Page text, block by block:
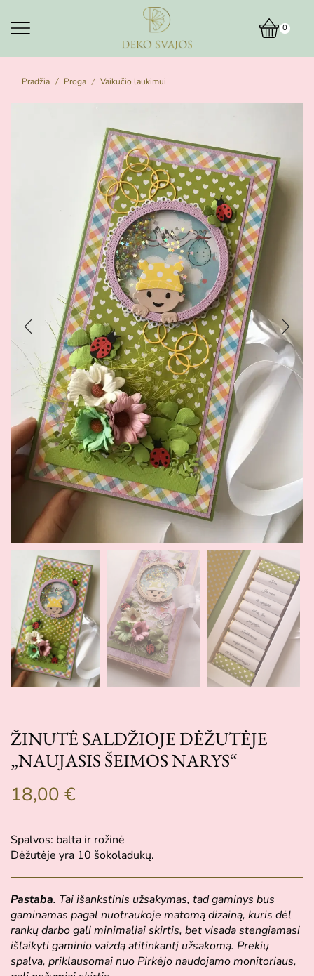
0
Pradžia / Proga / Vaikučio laukimui
ŽINUTĖ SALDŽIOJE DĖŽUTĖJE
„NAUJASIS ŠEIMOS NARYS“
18,00 €
Spalvos: balta ir rožinė
Dėžutėje yra 10 šokoladukų.
Pastaba. Tai išankstinis užsakymas, tad gaminys bus
gaminamas pagal nuotraukoje matomą dizainą, kuris dėl
rankų darbo gali minimaliai skirtis, bet visada stengiamasi
išlaikyti gaminio vaizdą atitinkantį užsakomą. Prekių
spalva, priklausomai nuo Pirkėjo naudojamo monitoriaus,